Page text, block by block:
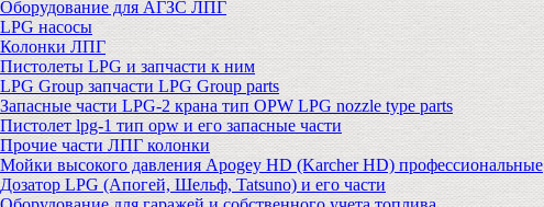
Оборудование для АГЗС ЛПГ
LPG насосы
Колонки ЛПГ
Пистолеты LPG и запчасти к ним
LPG Group запчасти LPG Group parts
Запасные части LPG-2 крана тип OPW LPG nozzle type parts
Пистолет lpg-1 тип opw и его запасные части
Прочие части ЛПГ колонки
Мойки высокого давления Apogey HD (Karcher HD) профессиональные
Дозатор LPG (Апогей, Шельф, Tatsuno) и его части